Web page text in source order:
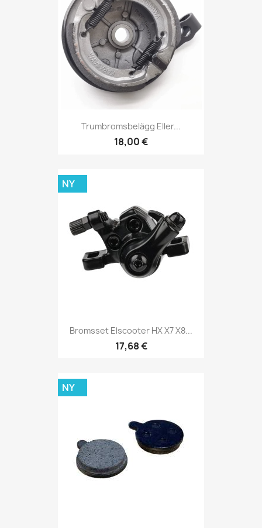
Trumbromsbelägg Eller...
18,00 €
Bromsset Elscooter HX X7 X8...
17,68 €
NY
NY